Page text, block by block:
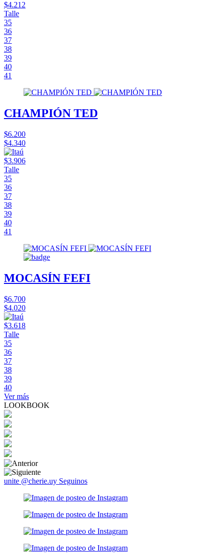
$4.212
Talle
35
36
37
38
39
40
41
CHAMPIÓN TED
$6.200
$4.340
$3.906
Talle
35
36
37
38
39
40
41
MOCASÍN FEFI
$6.700
$4.020
$3.618
Talle
35
36
37
38
39
40
Ver más
LOOKBOOK
unite @cherie.uy Seguinos